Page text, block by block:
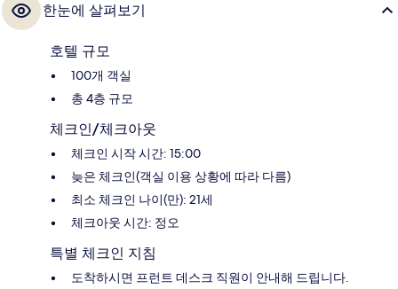
한눈에 살펴보기
호텔 규모
100개 객실
총 4층 규모
체크인/체크아웃
체크인 시작 시간: 15:00
늦은 체크인(객실 이용 상황에 따라 다름)
최소 체크인 나이(만): 21세
체크아웃 시간: 정오
특별 체크인 지침
도착하시면 프런트 데스크 직원이 안내해 드립니다.